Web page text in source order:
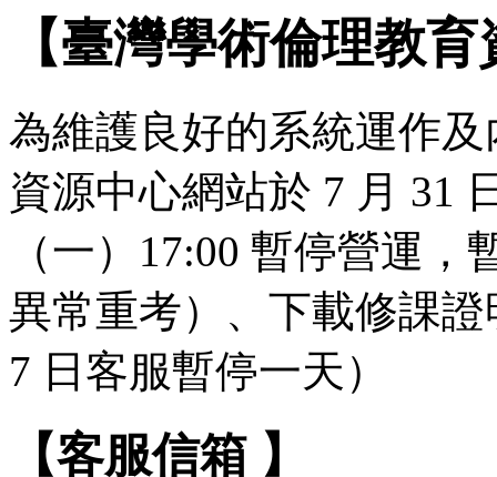
【臺灣學術倫理教
為維護良好的系統運作
資源中心網站於 7 月 31
（一）17:00 暫停營運
異常重考）、下載修課
7 日客服暫停一天）
【客服信箱 】